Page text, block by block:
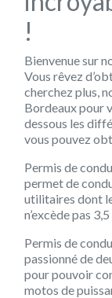
!
Bienvenue sur
Vous rêvez
cherchez plus,
Bordeaux pour
dessous les
vous pouvez
Permis de
permet de
utilitaires dont
n’excède pas
Permis de
passionné de
pour pouvoir
motos de